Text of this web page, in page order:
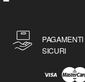
SICURI